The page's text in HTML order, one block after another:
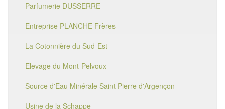
Parfumerie DUSSERRE
Entreprise PLANCHE Frères
La Cotonnière du Sud-Est
Elevage du Mont-Pelvoux
Source d'Eau Minérale Saint Pierre d'Argençon
Usine de la Schappe